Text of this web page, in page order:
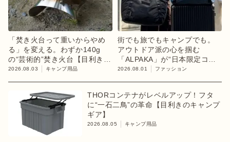
「焚き火台って重いからやめ
る」を変える。わずか140g
の“芸術的”焚き火台【目利きの
キャンプギア】
2026.08.03 キャンプ用品
街でも旅でもキャンプでも。
アウトドア派の心を掴む
「ALPAKA」が“日本限定コレ
クション”第3弾を発売
2026.08.01 ファッション
THORコンテナがレベルアップ！フタ
に“一石二鳥”の革命【目利きのキャンプ
ギア】
2026.08.05 キャンプ用品